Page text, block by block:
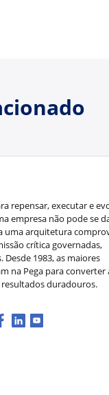
repensar, executar e
empresa não pode se
uma arquitetura
crítica governadas,
Desde 1983, as maiores
na Pega para converter
duradouros.
LinkedIn
Youtube